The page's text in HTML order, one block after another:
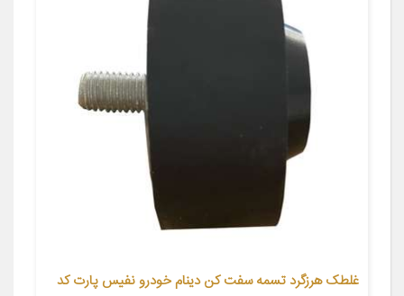
غلطک هرزگرد تسمه سفت کن دینام خودرو نفیس پارت کد